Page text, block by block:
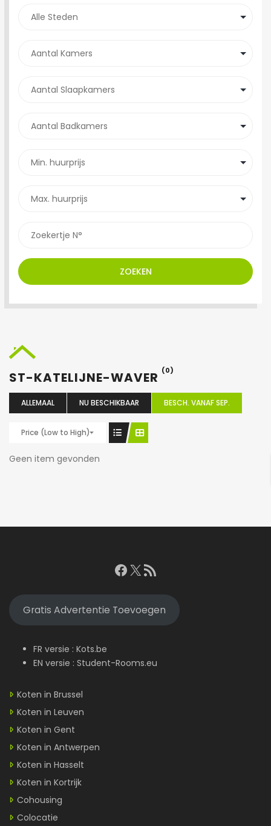
ZOEKEN
ST-KATELIJNE-WAVER (0)
ALLEMAAL NU BESCHIKBAAR BESCH. VANAF SEP.
Price (Low to High)
Geen item gevonden
Facebook
X RSS feed
Gratis Advertentie Toevoegen
FR versie : Kots.be
EN versie : Student-Rooms.eu
Koten in Brussel
Koten in Leuven
Koten in Gent
Koten in Antwerpen
Koten in Hasselt
Koten in Kortrijk
Cohousing
Colocatie